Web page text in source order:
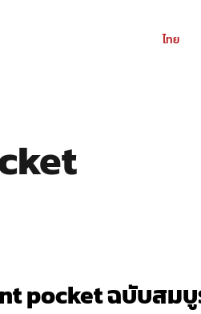
ไทย
pocket ฉบับส